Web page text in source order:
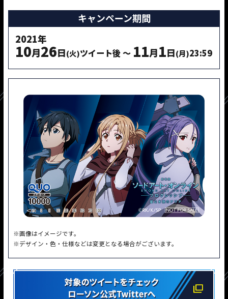
キャンペーン期間
2021年
10月26日(火)ツイート後 ～ 11月1日(月)23:59
※画像はイメージです。
※デザイン・色・仕様などは変更となる場合がございます。